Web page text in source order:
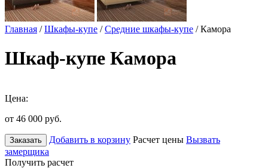
Главная /Шкафы-купе /Средние шкафы-купе / Камора
Шкаф-купе Камора
Цена:
от 46 000 руб.
Заказать Добавить в корзину Расчет цены Вызвать
замерщика
Получить расчет